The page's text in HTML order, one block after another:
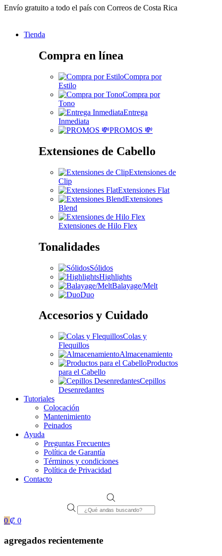
Envío gratuito a todo el país con Correos de Costa Rica
Tienda
Compra en línea
Compra por
Estilo
Compra por
Tono
Entrega
Inmediata
PROMOS 💸
Extensiones de Cabello
Extensiones de
Clip
Extensiones Flat
Extensiones
Blend
Extensiones de Hilo Flex
Tonalidades
Sólidos
Highlights
Balayage/Melt
Duo
Accesorios y Cuidado
Colas y
Flequillos
Almacenamiento
Productos
para el Cabello
Cepillos
Desenredantes
Tutoriales
Colocación
Mantenimiento
Peinados
Ayuda
Preguntas Frecuentes
Política de Garantía
Términos y condiciones
Política de Privacidad
Contacto
Products
search
0 ₡ 0
agregados recientemente